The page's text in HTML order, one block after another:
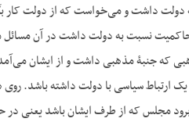
داشت و می‌خواست که از دولت کار
که جنبۀ مذهبی داشت و از ایشان
ارتباط سیاسی با دولت داشته باشد.
برود مجلس که از طرف ایشان باشد یعنی